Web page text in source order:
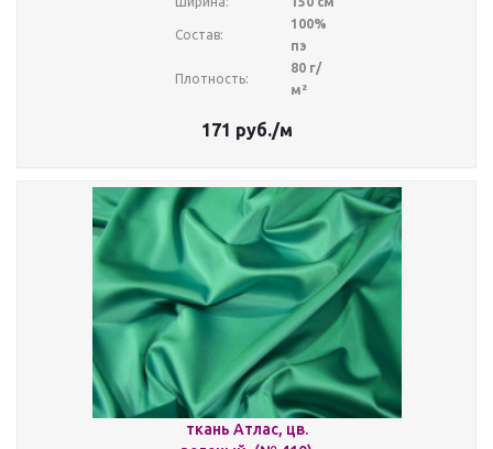
Состав:
100%
пэ
Плотность:
80 г/
м²
171 руб./м
ткань Атлас, цв.